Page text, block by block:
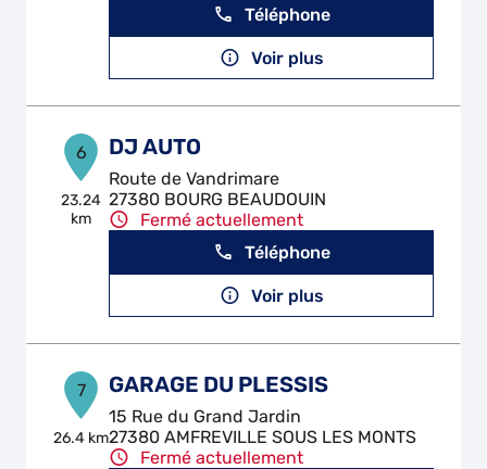
Téléphone
Voir plus
6
23.24
km
DJ AUTO
Route de Vandrimare
27380 BOURG BEAUDOUIN
Fermé actuellement
Téléphone
Voir plus
7
26.4 km
GARAGE DU PLESSIS
15 Rue du Grand Jardin
27380 AMFREVILLE SOUS LES MONTS
Fermé actuellement